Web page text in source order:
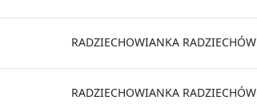
RADZIECHOWIANKA RADZIECHÓW
RADZIECHOWIANKA RADZIECHÓW